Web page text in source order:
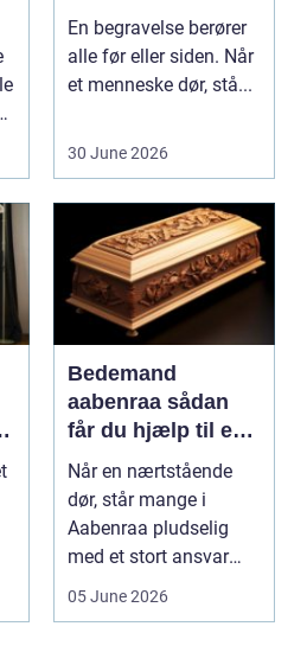
respektfuld afsked
En begravelse berører
alle før eller siden. Når
et menneske dør, stå...
30 June 2026
Bedemand
aabenraa sådan
får du hjælp til en
værdig afsked
Når en nærtstående
dør, står mange i
Aabenraa pludselig
med et stort ansvar
05 June 2026